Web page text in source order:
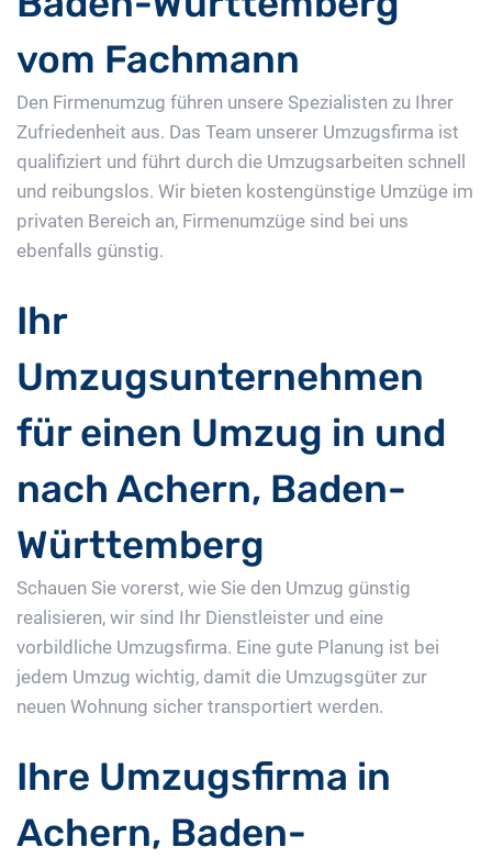
vom Fachmann
Den Firmenumzug führen unsere Spezialisten zu Ihrer
Zufriedenheit aus. Das Team unserer Umzugsfirma ist
qualifiziert und führt durch die Umzugsarbeiten schnell
und reibungslos. Wir bieten kostengünstige Umzüge im
privaten Bereich an, Firmenumzüge sind bei uns
ebenfalls günstig.
Ihr
Umzugsunternehmen
für einen Umzug in und
nach Achern, Baden-
Württemberg
Schauen Sie vorerst, wie Sie den Umzug günstig
realisieren, wir sind Ihr Dienstleister und eine
vorbildliche Umzugsfirma. Eine gute Planung ist bei
jedem Umzug wichtig, damit die Umzugsgüter zur
neuen Wohnung sicher transportiert werden.
Ihre Umzugsfirma in
Achern, Baden-